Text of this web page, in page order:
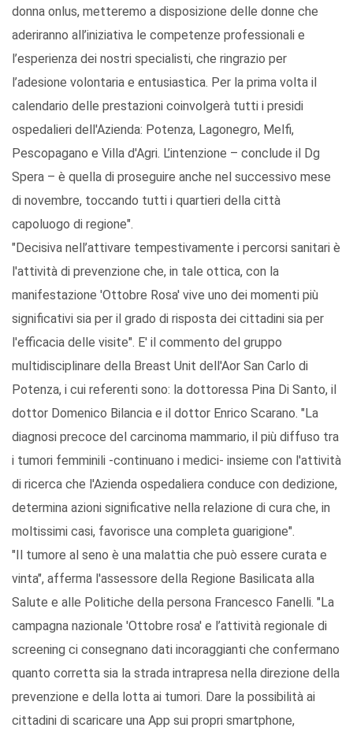
donna onlus, metteremo a disposizione delle donne che
aderiranno all’iniziativa le competenze professionali e
l’esperienza dei nostri specialisti, che ringrazio per
l’adesione volontaria e entusiastica. Per la prima volta il
calendario delle prestazioni coinvolgerà tutti i presidi
ospedalieri dell'Azienda: Potenza, Lagonegro, Melfi,
Pescopagano e Villa d'Agri. L’intenzione – conclude il Dg
Spera – è quella di proseguire anche nel successivo mese
di novembre, toccando tutti i quartieri della città
capoluogo di regione".
"Decisiva nell’attivare tempestivamente i percorsi sanitari è
l'attività di prevenzione che, in tale ottica, con la
manifestazione 'Ottobre Rosa' vive uno dei momenti più
significativi sia per il grado di risposta dei cittadini sia per
l'efficacia delle visite". E' il commento del gruppo
multidisciplinare della Breast Unit dell'Aor San Carlo di
Potenza, i cui referenti sono: la dottoressa Pina Di Santo, il
dottor Domenico Bilancia e il dottor Enrico Scarano. "La
diagnosi precoce del carcinoma mammario, il più diffuso tra
i tumori femminili -continuano i medici- insieme con l'attività
di ricerca che l'Azienda ospedaliera conduce con dedizione,
determina azioni significative nella relazione di cura che, in
moltissimi casi, favorisce una completa guarigione".
"Il tumore al seno è una malattia che può essere curata e
vinta", afferma l'assessore della Regione Basilicata alla
Salute e alle Politiche della persona Francesco Fanelli. "La
campagna nazionale 'Ottobre rosa' e l’attività regionale di
screening ci consegnano dati incoraggianti che confermano
quanto corretta sia la strada intrapresa nella direzione della
prevenzione e della lotta ai tumori. Dare la possibilità ai
cittadini di scaricare una App sui propri smartphone,